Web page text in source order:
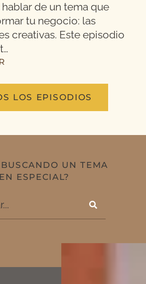
de un tema que
tu negocio: las
creativas. Este episodio
LOS EPISODIOS
UN TEMA
EN ESPECIAL?